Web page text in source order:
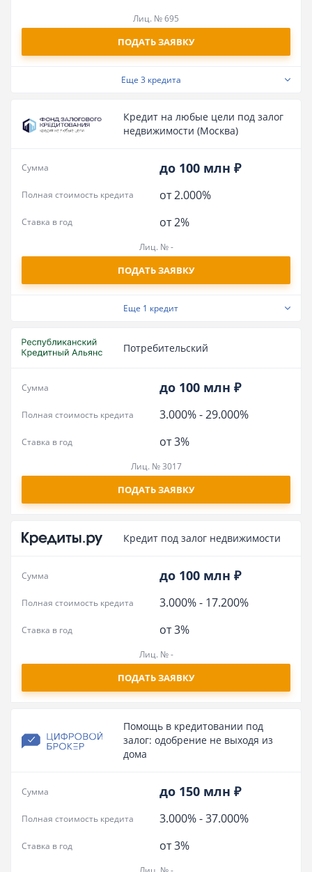
Лиц. № 695
ПОДАТЬ ЗАЯВКУ
Еще 3 кредита
Кредит на любые цели под залог
недвижимости (Москва)
до 100 млн ₽
Сумма
от 2.000%
Полная стоимость кредита
от 2%
Ставка в год
Лиц. № -
ПОДАТЬ ЗАЯВКУ
Еще 1 кредит
Потребительский
до 100 млн ₽
Сумма
3.000%-29.000%
Полная стоимость кредита
от 3%
Ставка в год
Лиц. № 3017
ПОДАТЬ ЗАЯВКУ
Кредит под залог недвижимости
до 100 млн ₽
Сумма
3.000%- 17.200%
Полная стоимость кредита
от 3%
Ставка в год
Лиц. № -
ПОДАТЬ ЗАЯВКУ
Помощь в кредитовании под
залог: одобрение не выходя из
дома
до 150 млн ₽
Сумма
3.000%-37.000%
Полная стоимость кредита
от 3%
Ставка в год